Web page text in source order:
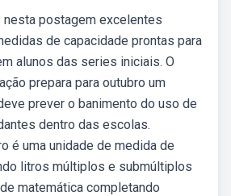
postagem excelentes
de capacidade prontas para
alunos das series iniciais. O
prepara para outubro um
prever o banimento do uso de
dentro das escolas.
é uma unidade de medida de
litros múltiplos e submúltiplos
matemática completando